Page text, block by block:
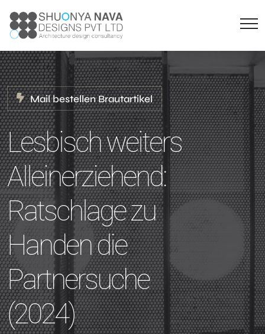
Mail bestellen Brautartikel
Lesbisch weiters
Alleinerziehend:
Ratschlage zu
Handen die
Partnersuche
(2024)